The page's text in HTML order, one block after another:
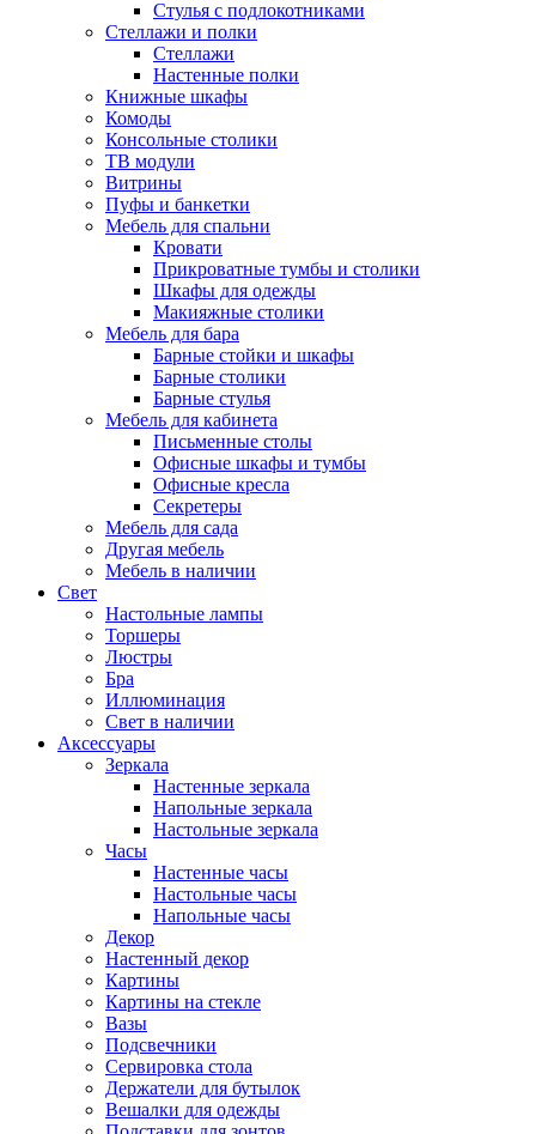
Стулья с подлокотниками
Стеллажи и полки
Стеллажи
Настенные полки
Книжные шкафы
Комоды
Консольные столики
ТВ модули
Витрины
Пуфы и банкетки
Мебель для спальни
Кровати
Прикроватные тумбы и столики
Шкафы для одежды
Макияжные столики
Мебель для бара
Барные стойки и шкафы
Барные столики
Барные стулья
Мебель для кабинета
Письменные столы
Офисные шкафы и тумбы
Офисные кресла
Секретеры
Мебель для сада
Другая мебель
Мебель в наличии
Свет
Настольные лампы
Торшеры
Люстры
Бра
Иллюминация
Свет в наличии
Аксессуары
Зеркала
Настенные зеркала
Напольные зеркала
Настольные зеркала
Часы
Настенные часы
Настольные часы
Напольные часы
Декор
Настенный декор
Картины
Картины на стекле
Вазы
Подсвечники
Сервировка стола
Держатели для бутылок
Вешалки для одежды